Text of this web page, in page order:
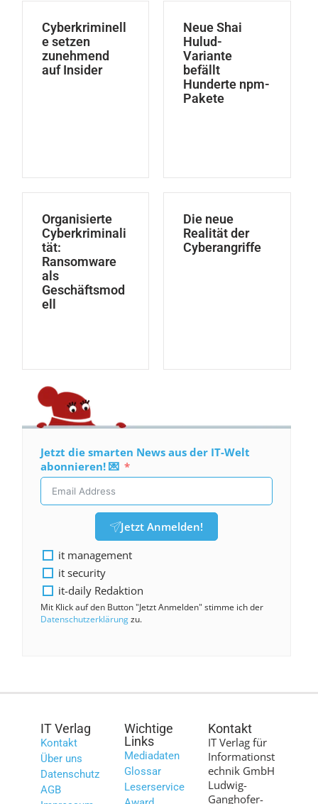
Cyberkriminell
e setzen
zunehmend
auf Insider
Neue Shai
Hulud-
Variante
befällt
Hunderte npm-
Pakete
Organisierte
Cyberkriminali
tät:
Ransomware
als
Geschäftsmod
ell
Die neue
Realität der
Cyberangriffe
Jetzt die smarten News aus der IT-Welt
abonnieren! 💌
Jetzt Anmelden!
it management
it security
it-daily Redaktion
Mit Klick auf den Button "Jetzt Anmelden" stimme ich der
Datenschutzerklärungzu.
IT Verlag
Kontakt
Über uns
Datenschutz
AGB
Wichtige
Links
Mediadaten
Glossar
Leserservice
Kontakt
IT Verlag für
Informationst
echnik GmbH
Ludwig-
Ganghofer-